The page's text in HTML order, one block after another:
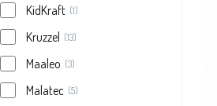
KidKraft (1)
Kruzzel (13)
Maaleo (3)
Malatec (5)